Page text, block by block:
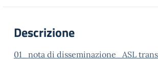
Descrizione
01_nota di disseminazione_ASL